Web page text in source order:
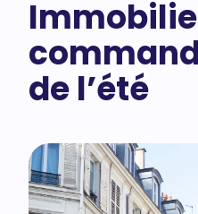
de l’été